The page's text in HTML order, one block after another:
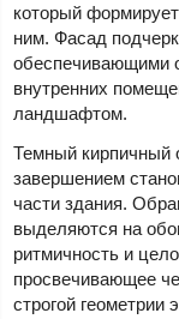
который
ним. Фасад
обеспечивающими
внутренних
ландшафтом.
Темный кирпичный
завершением
части здания.
выделяются на
ритмичность и
просвечивающее
строгой геометрии